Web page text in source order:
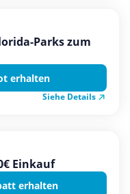
Parks zum
erhalten
Siehe Details
Einkauf
erhalten